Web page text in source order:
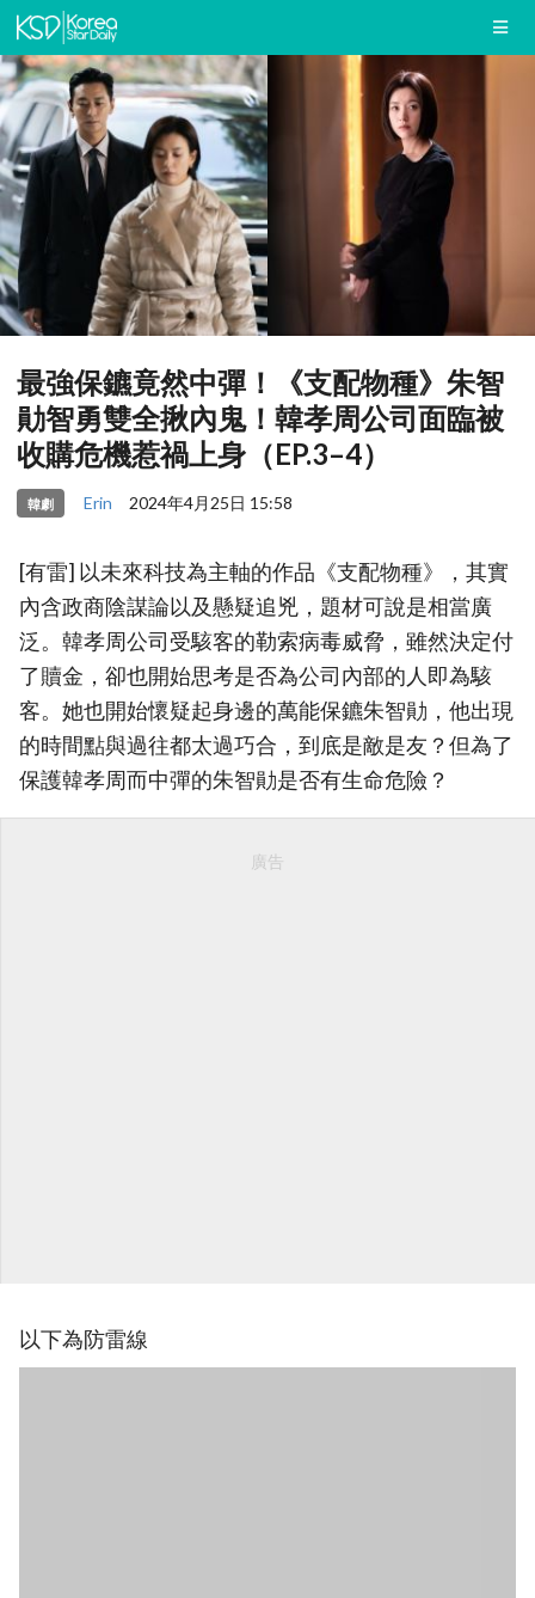
最強保鑣竟然中彈！《支配物種》朱智
勛智勇雙全揪內鬼！韓孝周公司面臨被
收購危機惹禍上身（EP.3–4）
韓劇 Erin 2024年4月25日 15:58
[有雷] 以未來科技為主軸的作品《支配物種》，其實
內含政商陰謀論以及懸疑追兇，題材可說是相當廣
泛。韓孝周公司受駭客的勒索病毒威脅，雖然決定付
了贖金，卻也開始思考是否為公司內部的人即為駭
客。她也開始懷疑起身邊的萬能保鑣朱智勛，他出現
的時間點與過往都太過巧合，到底是敵是友？但為了
保護韓孝周而中彈的朱智勛是否有生命危險？
廣告
以下為防雷線